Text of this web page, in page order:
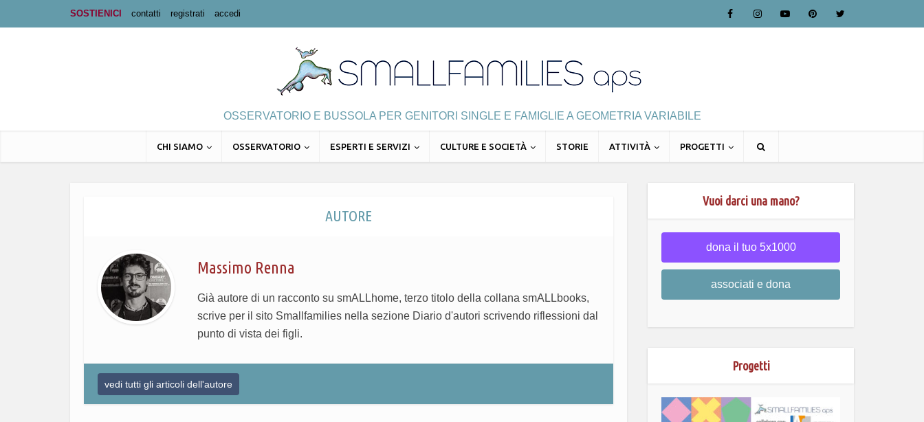
SOSTIENICI contatti registrati accedi
OSSERVATORIO E BUSSOLA PER GENITORI SINGLE E FAMIGLIE A GEOMETRIA VARIABILE
CHI SIAMO OSSERVATORIO ESPERTI E SERVIZI CULTURE E SOCIETÀ STORIE ATTIVITÀ PROGETTI
AUTORE
Massimo Renna
Già autore di un racconto su smALLhome, terzo titolo della collana smALLbooks,
scrive per il sito Smallfamilies nella sezione Diario d'autori scrivendo riflessioni dal
punto di vista dei figli.
vedi tutti gli articoli dell'autore
Vuoi darci una mano?
dona il tuo 5x1000
associati e dona
Progetti